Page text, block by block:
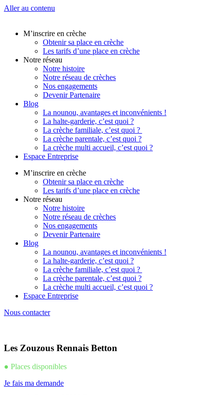
Aller au contenu
M’inscrire en crèche
Obtenir sa place en crèche
Les tarifs d’une place en crèche
Notre réseau
Notre histoire
Notre réseau de crèches
Nos engagements
Devenir Partenaire
Blog
La nounou, avantages et inconvénients !
La halte-garderie, c’est quoi ?
La crèche familiale, c’est quoi ?
La crèche parentale, c’est quoi ?
La crèche multi accueil, c’est quoi ?
Espace Entreprise
M’inscrire en crèche
Obtenir sa place en crèche
Les tarifs d’une place en crèche
Notre réseau
Notre histoire
Notre réseau de crèches
Nos engagements
Devenir Partenaire
Blog
La nounou, avantages et inconvénients !
La halte-garderie, c’est quoi ?
La crèche familiale, c’est quoi ?
La crèche parentale, c’est quoi ?
La crèche multi accueil, c’est quoi ?
Espace Entreprise
Nous contacter
Les Zouzous Rennais Betton
● Places disponibles
Je fais ma demande